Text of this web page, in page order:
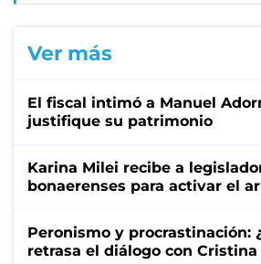
Ver más
El fiscal intimó a Manuel
justifique su patrimonio
Karina Milei recibe a
bonaerenses para activar el
Peronismo y procrastinación:
retrasa el diálogo con